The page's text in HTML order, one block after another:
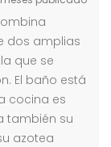
dos amplias
que se
El baño está
cocina es
también su
azotea